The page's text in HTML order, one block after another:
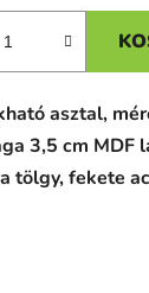
asztal,
3,5 cm MDF
tölgy, fekete